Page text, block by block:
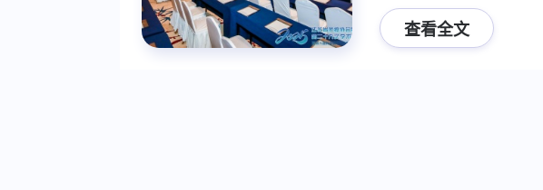
降低成本及增强互动性方
查看全文